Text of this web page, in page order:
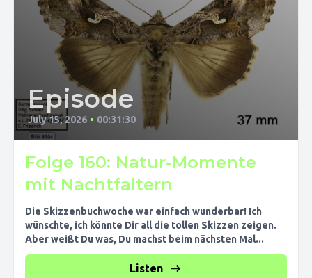
Episode
July 15, 2026 • 00:31:30
Folge 160: Natur-Momente
mit Nachtfaltern
Die Skizzenbuchwoche war einfach wunderbar! Ich
wünschte, ich könnte Dir all die tollen Skizzen zeigen.
Aber weißt Du was, Du machst beim nächsten Mal...
Listen